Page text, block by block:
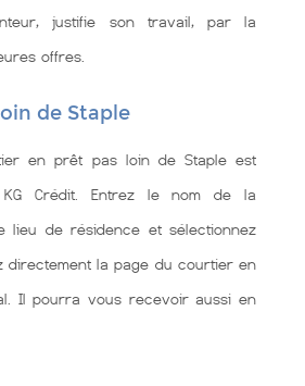
justifie son travail, par la
offres.
de Staple
en prêt pas loin de Staple est
Crédit. Entrez le nom de la
lieu de résidence et sélectionnez
directement la page du courtier en
Il pourra vous recevoir aussi en